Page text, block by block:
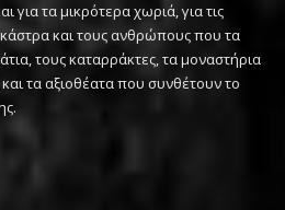
για τα μικρότερα χωριά, για τις
και τους ανθρώπους που τα
τους καταρράκτες, τα μοναστήρια
τα αξιοθέατα που συνθέτουν το